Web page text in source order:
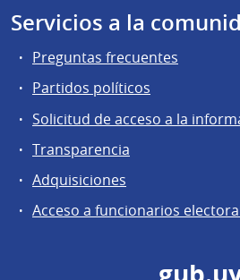
Servicios a la
Preguntas frecuentes
Partidos políticos
Solicitud de acceso a la
Transparencia
Adquisiciones
Acceso a funcionarios